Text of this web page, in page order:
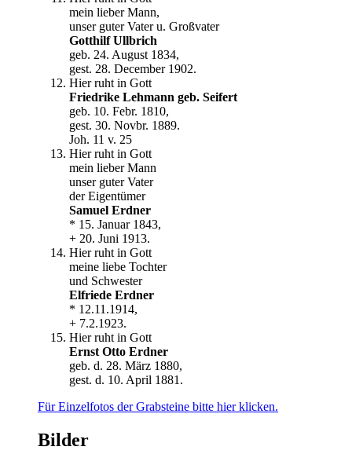
mein lieber Mann,
unser guter Vater u. Großvater
Gotthilf Ullbrich
geb. 24. August 1834,
gest. 28. December 1902.
Hier ruht in Gott
Friedrike Lehmann geb. Seifert
geb. 10. Febr. 1810,
gest. 30. Novbr. 1889.
Joh. 11 v. 25
Hier ruht in Gott
mein lieber Mann
unser guter Vater
der Eigentümer
Samuel Erdner
* 15. Januar 1843,
+ 20. Juni 1913.
Hier ruht in Gott
meine liebe Tochter
und Schwester
Elfriede Erdner
* 12.11.1914,
+ 7.2.1923.
Hier ruht in Gott
Ernst Otto Erdner
geb. d. 28. März 1880,
gest. d. 10. April 1881.
Für Einzelfotos der Grabsteine bitte hier klicken.
Bilder